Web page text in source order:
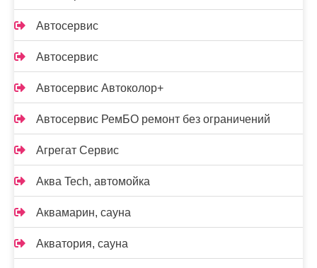
Автосервис
Автосервис
Автосервис Автоколор+
Автосервис РемБО ремонт без ограничений
Агрегат Сервис
Аква Tech, автомойка
Аквамарин, сауна
Акватория, сауна